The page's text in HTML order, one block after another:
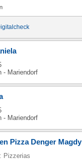
- Mariendorf
- Mariendorf
Pizza Denger Magdy
Pizzerias